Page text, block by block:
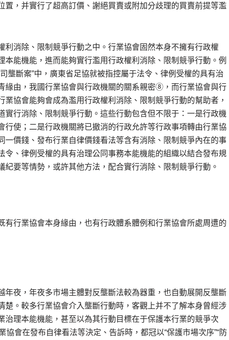
置，并實行了超高訂價、謝絕買賣或附加分歧理的買賣前提等濫
利消除、限制競爭行動之中。行業協會固然本身不擁有行政權
能機能，進而能夠實行濫用行政權利消除、限制競爭行動。例
壟斷案”中，廣東省足協就被指控屬于法令、律例受權的具有治
由，我國行業協會與行政機關的關系親密⑧，而行業協會與行
協會能夠會成為濫用行政權利消除、限制競爭行動的幫助者，
行消除、限制競爭行動。這些行動包含但不限于：一是行政機
行使；二是行政機關將已撤消的行政允許等行政事項轉由行業協
價錢、發布行業自律價錢看法等含有消除、限制競爭內在的事
、律例受權的具有治理公同事務本能機能的組織以結合發布規
要等情勢，或許其他方法，配合實行消除、限制競爭行動。
行業協會本身緣由，也有行政體系體例和行業協會所處周遭的
夜，年夜多市場主體對反壟斷法較為器重，也自動展開反壟斷
。較多行業協會介入壟斷行動時，客觀上并不了解本身曾經涉
理本能機能，甚至以為其行動目標在于保護本行業的競爭次
會在發布自律看法等決定、告訴時，都冠以“保護市場次序”“防